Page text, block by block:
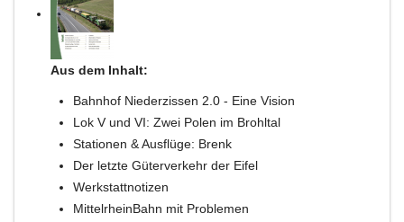
Aus dem Inhalt:
Bahnhof Niederzissen 2.0 - Eine Vision
Lok V und VI: Zwei Polen im Brohltal
Stationen & Ausflüge: Brenk
Der letzte Güterverkehr der Eifel
Werkstattnotizen
MittelrheinBahn mit Problemen